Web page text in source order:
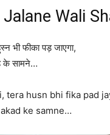
Wali
भी फीका पड़ जाएगा,
के सामने…
tera husn bhi fika pad
ke samne…